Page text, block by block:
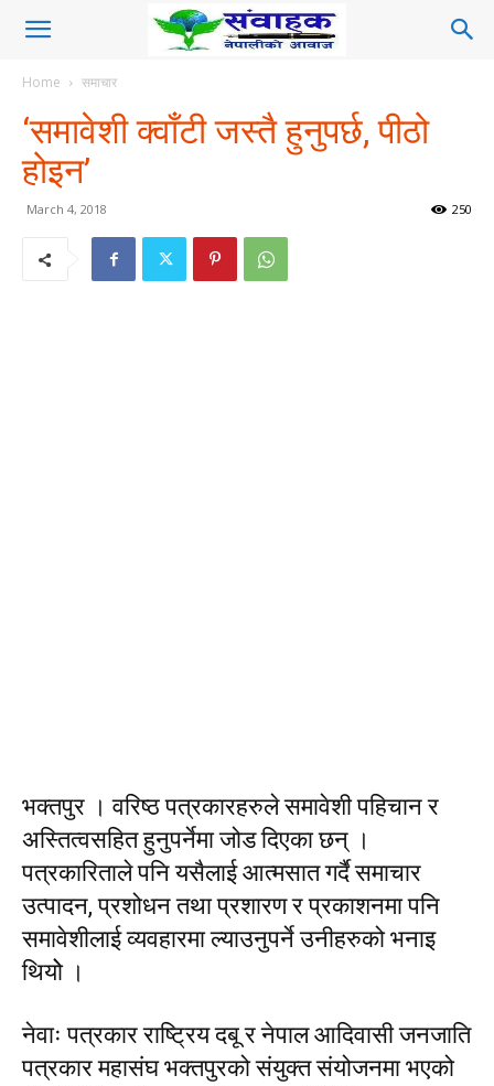
Home समाचार
‘समावेशी क्वाँटी जस्तै हुनुपर्छ, पीठो
होइन’
March 4, 2018 250
भक्तपुर । वरिष्ठ पत्रकारहरुले समावेशी पहिचान र
अस्तित्वसहित हुनुपर्नेमा जोड दिएका छन् ।
पत्रकारिताले पनि यसैलाई आत्मसात गर्दै समाचार
उत्पादन, प्रशोधन तथा प्रशारण र प्रकाशनमा पनि
समावेशीलाई व्यवहारमा ल्याउनुपर्ने उनीहरुको भनाइ
थियोे ।
नेवाः पत्रकार राष्ट्रिय दबू र नेपाल आदिवासी जनजाति
पत्रकार महासंघ भक्तपुरको संयुक्त संयोजनमा भएको